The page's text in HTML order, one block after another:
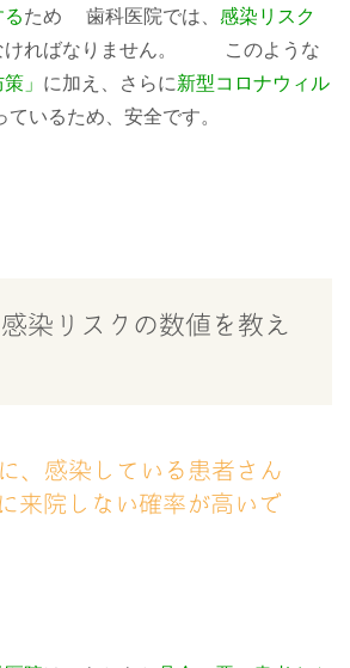
ため 歯科医院では、 感染リスク
ければなりません。 このような
」 に加え、さらに新型コロナウィル
ているため、安全です。
染リスクの数値を教え
、感染している患者さん
来院しない確率が高いで